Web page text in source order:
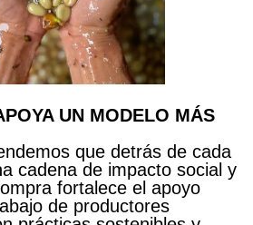
UN MODELO MÁS
que detrás de cada
cadena de impacto social y
fortalece el apoyo
de productores